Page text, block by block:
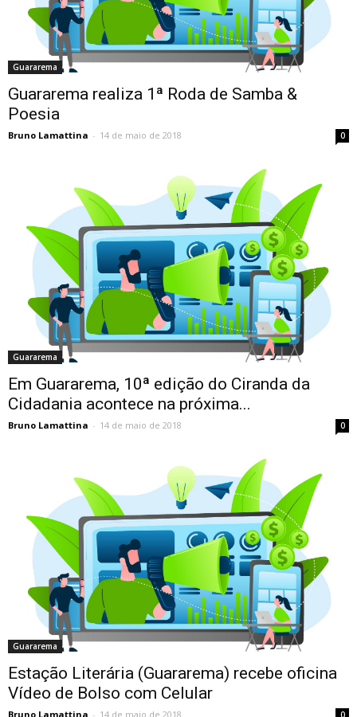
Guararema
Guararema realiza 1ª Roda de Samba &
Poesia
Bruno Lamattina - 14 de maio de 2018 0
Guararema
Em Guararema, 10ª edição do Ciranda da
Cidadania acontece na próxima...
Bruno Lamattina - 14 de maio de 2018 0
Guararema
Estação Literária (Guararema) recebe oficina
Vídeo de Bolso com Celular
Bruno Lamattina - 14 de maio de 2018 0